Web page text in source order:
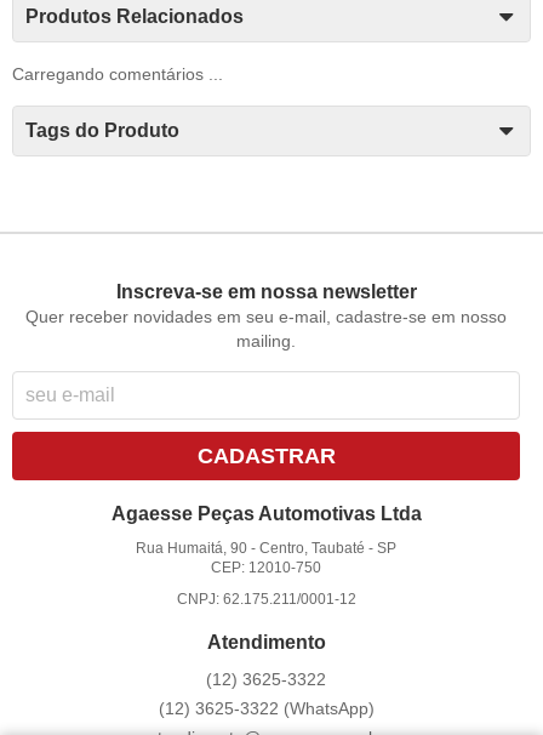
Produtos Relacionados
Carregando comentários ...
Tags do Produto
Inscreva-se em nossa newsletter
Quer receber novidades em seu e-mail, cadastre-se em nosso
mailing.
CADASTRAR
Agaesse Peças Automotivas Ltda
Rua Humaitá, 90 -Centro, Taubaté -SP
CEP: 12010-750
CNPJ: 62.175.211/0001-12
Atendimento
(12) 3625-3322
(12) 3625-3322 (WhatsApp)